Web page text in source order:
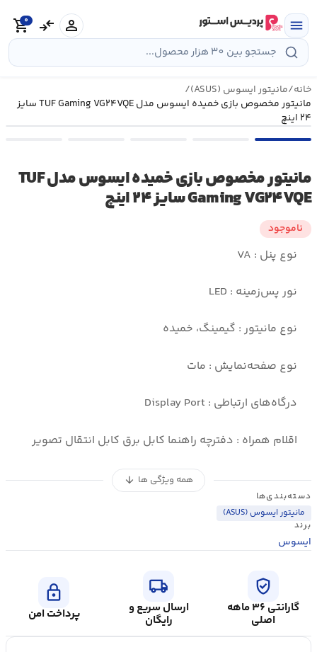
به
محتوا
menu
person
compare_arrows
shopping_cart
0
خانه/مانیتور ایسوس (ASUS)
/
مانیتور مخصوص بازی خمیده ایسوس مدل TUF Gaming VG۲۴VQE سایز
۲۴ اینچ
مانیتور مخصوص بازی خمیده ایسوس مدل TUF
Gaming VG۲۴VQE سایز ۲۴ اینچ
ناموجود
نوع پنل : VA
نور پس‌زمینه : LED
نوع مانیتور : گیمینگ، خمیده
نوع صفحه‌نمایش : مات
درگاه‌های ارتباطی : Display Port
اقلام همراه : دفترچه‌ راهنما کابل برق کابل انتقال تصویر
همه ویژگی ها arrow_downward
دسته‌بندی‌ها
مانیتور ایسوس (ASUS)
برند
ایسوس
verified_user
گارانتی ۳۶ ماهه
اصلی
local_shipping
ارسال سریع و
رایگان
lock
پرداخت امن